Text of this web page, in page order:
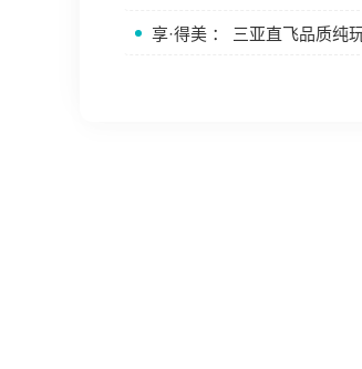
享·得美 ： 三亚直飞品质纯